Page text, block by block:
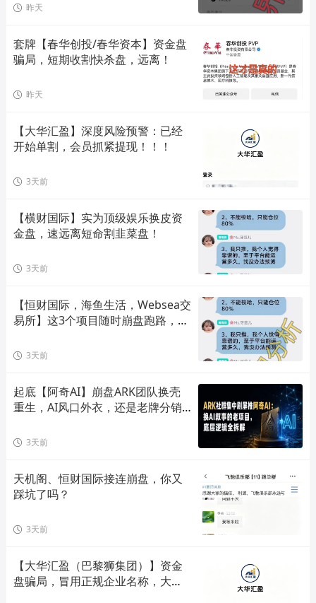
昨天
套牌【春华创投/春华资本】资金盘
骗局，短期收割快杀盘，远离！
昨天
【大华汇盈】深度风险预警：已经
开始单割，会员抓紧提现！！！
3天前
【横财国际】实为顶级娱乐换皮资
金盘，速远离短命割韭菜盘！
3天前
【恒财国际，海鱼生活，Websea交
易所】这3个项目随时崩盘跑路，赶
3天前
起底【阿奇AI】崩盘ARK团队换壳
重生，AI风口外衣，还是老牌分销
3天前
天机阁、恒财国际接连崩盘，你又
踩坑了吗？
3天前
【大华汇盈（巴黎狮集团）】资金
盘骗局，冒用正规企业名称，大量